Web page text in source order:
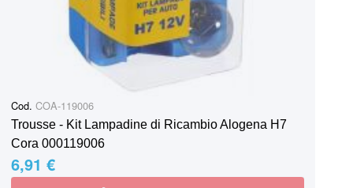
Cod. COA-119006
Trousse - Kit Lampadine di Ricambio Alogena H7
Cora 000119006
6,91 €